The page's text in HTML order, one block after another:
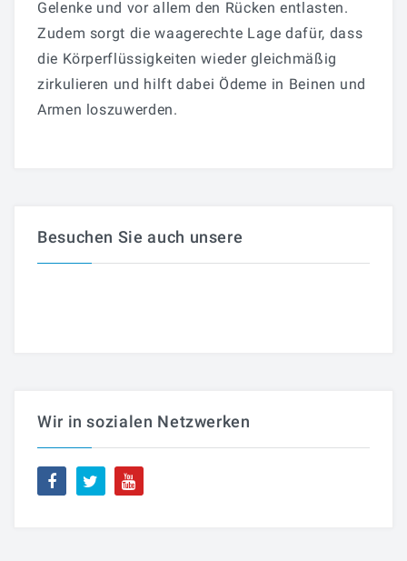
Gelenke und vor allem den Rücken entlasten.
Zudem sorgt die waagerechte Lage dafür, dass
die Körperflüssigkeiten wieder gleichmäßig
zirkulieren und hilft dabei Ödeme in Beinen und
Armen loszuwerden.
Besuchen Sie auch unsere
Wir in sozialen Netzwerken